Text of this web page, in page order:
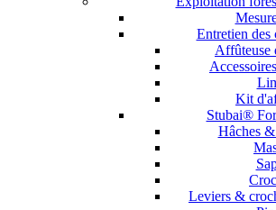
Entretien des
Affûteuse
Kit
Stubai®
Hâches
Leviers &